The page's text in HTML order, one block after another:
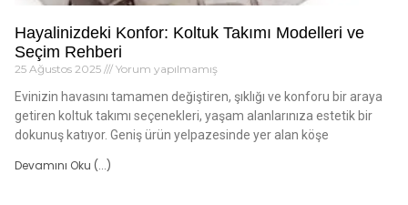
Hayalinizdeki Konfor: Koltuk Takımı Modelleri ve
Seçim Rehberi
25 Ağustos 2025 Yorum yapılmamış
Evinizin havasını tamamen değiştiren, şıklığı ve konforu bir araya
getiren koltuk takımı seçenekleri, yaşam alanlarınıza estetik bir
dokunuş katıyor. Geniş ürün yelpazesinde yer alan köşe
Devamını Oku (...)